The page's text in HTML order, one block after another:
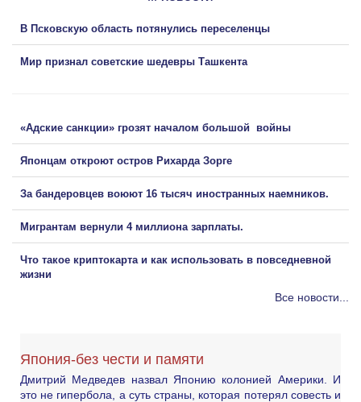
В Псковскую область потянулись переселенцы
Мир признал советские шедевры Ташкента
«Адские санкции» грозят началом большой войны
Японцам откроют остров Рихарда Зорге
За бандеровцев воюют 16 тысяч иностранных наемников.
Мигрантам вернули 4 миллиона зарплаты.
Что такое криптокарта и как использовать в повседневной
жизни
Все новости...
Япония-без чести и памяти
Дмитрий Медведев назвал Японию колонией Америки. И
это не гипербола, а суть страны, которая потерял совесть и